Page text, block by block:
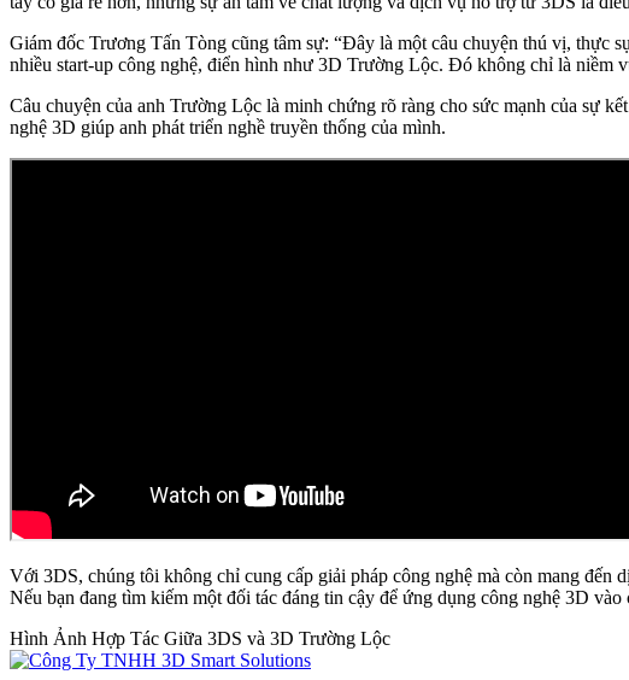
Giám đốc Trương Tấn Tòng cũng tâm sự: “Đây là một câu chuyện thú vị, thực
nhiều start-up công nghệ, điển hình như 3D Trường Lộc. Đó không chỉ là niềm
Câu chuyện của anh Trường Lộc là minh chứng rõ ràng cho sức mạnh của sự
nghệ 3D giúp anh phát triển nghề truyền thống của mình.
Với 3DS, chúng tôi không chỉ cung cấp giải pháp công nghệ mà còn mang đến
Nếu bạn đang tìm kiếm một đối tác đáng tin cậy để ứng dụng công nghệ 3D
Hình Ảnh Hợp Tác Giữa 3DS và 3D Trường Lộc